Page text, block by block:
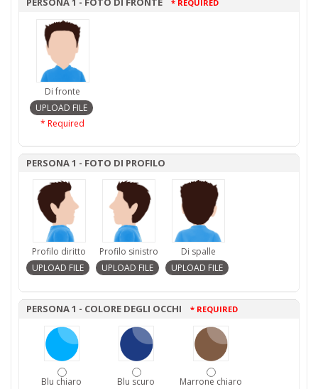
* REQUIRED
Di fronte
* Required
PERSONA 1 - FOTO DI PROFILO
Profilo diritto Profilo sinistro Di spalle
PERSONA 1 - COLORE DEGLI OCCHI * REQUIRED
Blu chiaro Blu scuro Marrone chiaro